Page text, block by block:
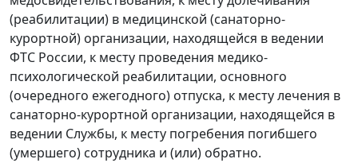
(реабилитации) в медицинской (санаторно-
курортной) организации, находящейся в ведении
ФТС России, к месту проведения медико-
психологической реабилитации, основного
(очередного ежегодного) отпуска, к месту лечения в
санаторно-курортной организации, находящейся в
ведении Службы, к месту погребения погибшего
(умершего) сотрудника и (или) обратно.